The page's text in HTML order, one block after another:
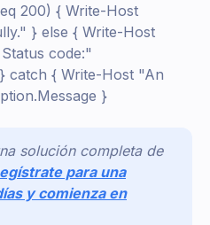
200) { Write-Host
} else { Write-Host
code:"
catch { Write-Host "An
}
solución completa de
para una
y comienza en